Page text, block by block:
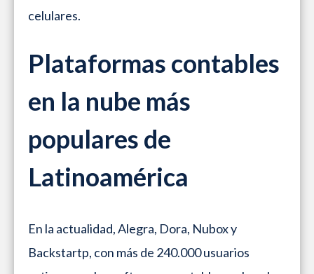
celulares.
Plataformas contables
en la nube más
populares de
Latinoamérica
En la actualidad, Alegra, Dora, Nubox y
Backstartp, con más de 240.000 usuarios